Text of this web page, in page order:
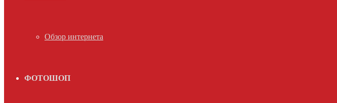
Обзор интернета
ФОТОШОП